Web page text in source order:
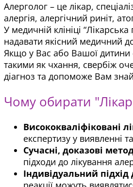
Алерголог – це лікар,
алергія, алергічний риніт,
У медичній клініці
надавати якісний медичний
Якщо у Вас або Вашої дитини
такими як чхання, свербіж
діагноз та допоможе Вам
Чому обирати
Висококваліфіковані
експертизу у виявленні
Сучасні, доказові
підходи до лікування
Індивідуальний